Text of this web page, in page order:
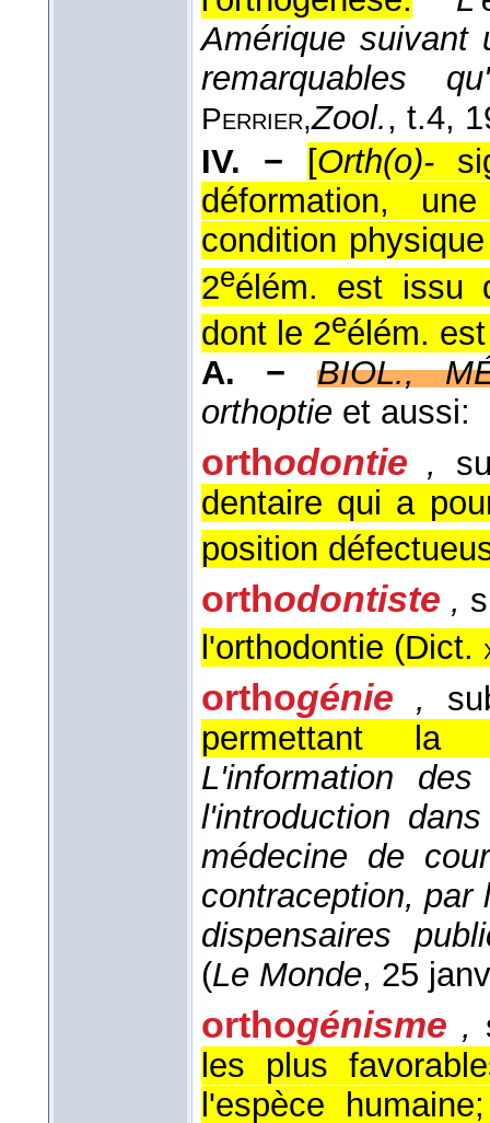
Amérique suivant
remarquables
Perrier,Zool., t.4,
IV. −
[Orth(o)-
déformation,
condition
2eélém. est issu
dont le 2eélém.
A. −
BIOL.,
orthoptie et aussi:
orthodontie ,
dentaire qui a
position
orthodontiste ,
l'orthodontie (Dict.
orthogénie ,
permettant la
L'information
l'introduction
médecine de
contraception, par
dispensaires
(Le Monde, 25
orthogénisme ,
les plus
l'espèce